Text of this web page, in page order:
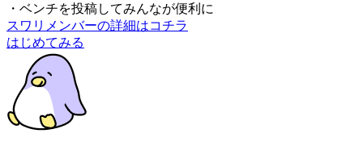
・ ベンチを投稿してみんなが便利に
スワリメンバーの詳細はコチラ
はじめてみる